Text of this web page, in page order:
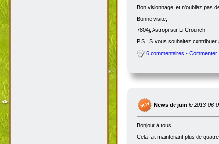
Bon visionnage, et n'oubliez pas
Bonne visite,
7804j, Astropi sur Li Crounch
P.S : Si vous souhaitez
6 commentaires - Commenter
News de juin le 2013-06-
Bonjour à tous,
Cela fait maintenant plus de